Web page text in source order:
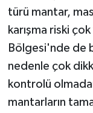
türü mantar,
karışma riski
Bölgesi'nde de
nedenle çok
kontrolü
mantarların